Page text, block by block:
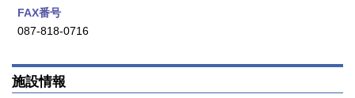
FAX番号
087-818-0716
施設情報